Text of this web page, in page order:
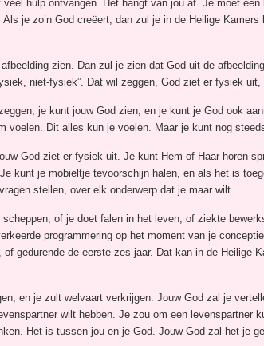
hulp ontvangen. Het hangt van jou af. Je moet
je zo’n God creëert, dan zul je in de Heilige
zien. Dan zul je zien dat God uit de
niet-fysiek”. Dat wil zeggen, God ziet er fysiek
je kunt jouw God zien, en je kunt je God ook
voelen. Dit alles kun je voelen. Maar je kunt nog
God ziet er fysiek uit. Je kunt Hem of Haar horen
kunt je mobieltje tevoorschijn halen, en als het is
stellen, over elk onderwerp dat je maar wilt.
of je doet falen in het leven, of ziekte
programmering op het moment van je
gedurende de eerste zes jaar. Dat kan in de Heilige
en je zult welvaart verkrijgen. Jouw God zal je
wilt hebben. Je zou om een levenspartner
Het is tussen jou en je God. Jouw God zal het je